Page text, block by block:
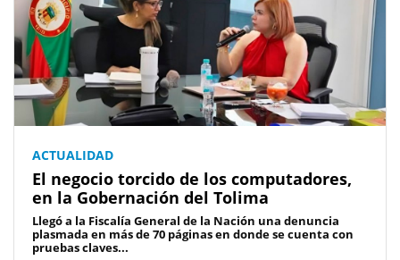
ACTUALIDAD
El negocio torcido de los computadores,
en la Gobernación del Tolima
Llegó a la Fiscalía General de la Nación una denuncia
plasmada en más de 70 páginas en donde se cuenta con
pruebas claves...